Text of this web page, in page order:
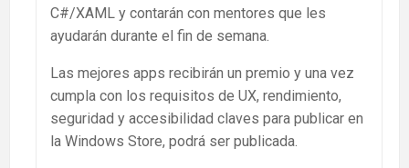
C#/XAML y contarán con mentores que les
ayudarán durante el fin de semana.
Las mejores apps recibirán un premio y una vez
cumpla con los requisitos de UX, rendimiento,
seguridad y accesibilidad claves para publicar en
la Windows Store, podrá ser publicada.